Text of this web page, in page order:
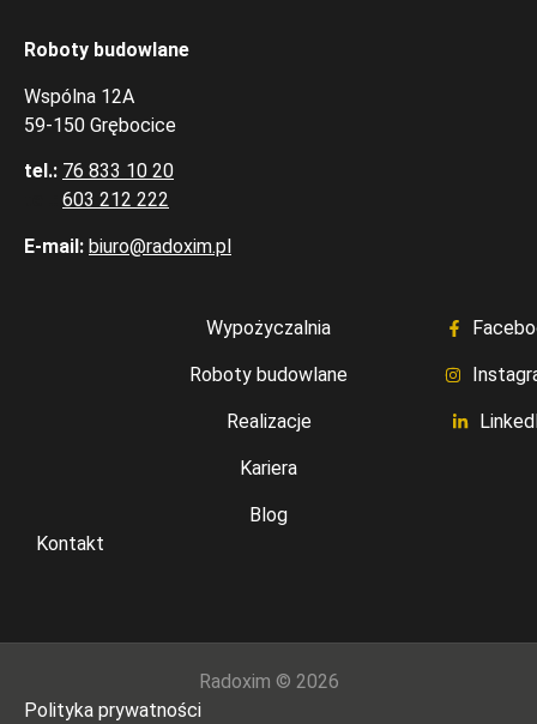
Roboty budowlane
Wspólna 12A
59-150 Grębocice
tel.: 76 833 10 20
603 212 222
E-mail: biuro@radoxim.pl
Wypożyczalnia
Roboty budowlane
Realizacje
Kariera
Blog
Kontakt
Radoxim © 2026
Polityka prywatności